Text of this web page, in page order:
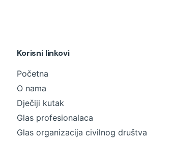
Korisni linkovi
Početna
O nama
Dječiji kutak
Glas profesionalaca
Glas organizacija civilnog društva